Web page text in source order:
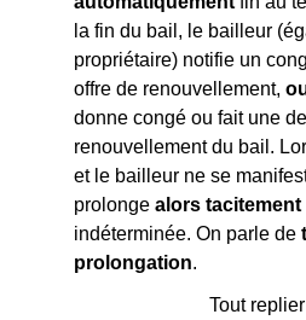
la fin du bail, le bailleur
propriétaire) notifie un
offre de renouvellement,
donne congé ou fait une
renouvellement du bail.
et le bailleur ne se
prolongealors tacitement
indéterminée. On parle de
prolongation.
Tout replier